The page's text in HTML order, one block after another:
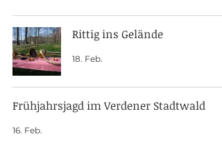
Rittig ins Gelände
18. Feb.
Frühjahrsjagd im Verdener Stadtwald
16. Feb.